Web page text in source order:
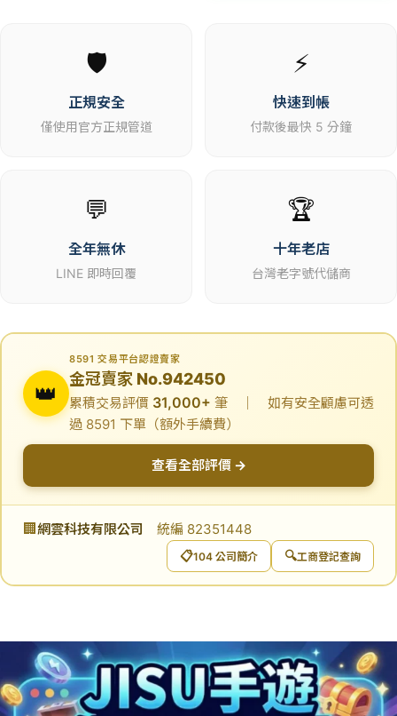
🛡️
正規安全
僅使用官方正規管道
⚡
快速到帳
付款後最快 5 分鐘
💬
全年無休
LINE 即時回覆
🏆
十年老店
台灣老字號代儲商
👑
8591 交易平台認證賣家
金冠賣家 No.942450
累積交易評價 31,000+ 筆 ｜ 如有安全顧慮可透
過 8591 下單（額外手續費）
查看全部評價 →
🏢 網雲科技有限公司 統編 82351448
📋104 公司簡介 🔍工商登記查詢